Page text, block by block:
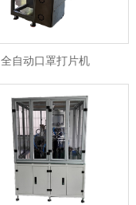
全自动口罩打片机